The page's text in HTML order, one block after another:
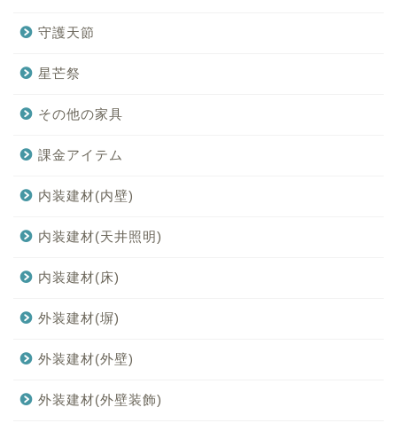
守護天節
星芒祭
その他の家具
課金アイテム
内装建材(内壁)
内装建材(天井照明)
内装建材(床)
外装建材(塀)
外装建材(外壁)
外装建材(外壁装飾)